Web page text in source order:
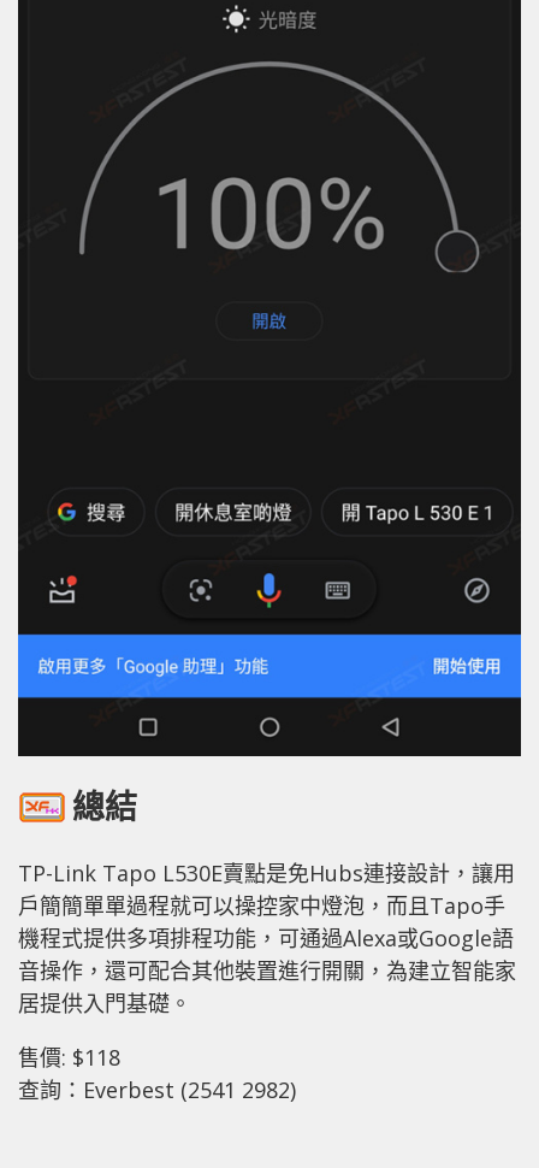
總結
TP-Link Tapo L530E賣點是免Hubs連接設計，讓用
戶簡簡單單過程就可以操控家中燈泡，而且Tapo手
機程式提供多項排程功能，可通過Alexa或Google語
音操作，還可配合其他裝置進行開關，為建立智能家
居提供入門基礎。
售價: $118
查詢：Everbest (2541 2982)